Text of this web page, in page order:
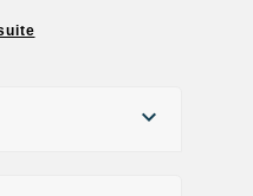
pour les minutes